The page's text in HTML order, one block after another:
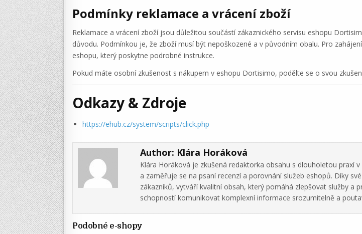
Podmínky reklamace a vrácení zboží
Reklamace a vrácení zboží jsou důležitou součástí zákaznického servisu eshopu
důvodu. Podmínkou je, že zboží musí být nepoškozené a v původním obalu. Pro
eshopu, který poskytne podrobné instrukce.
Pokud máte osobní zkušenost s nákupem v eshopu Dortisimo, podělte se o svou
Odkazy & Zdroje
https://ehub.cz/system/scripts/click.php
Author: Klára Horáková
Klára Horáková je zkušená redaktorka obsahu s dlouholetou praxí
a zaměřuje se na psaní recenzí a porovnání služeb eshopů. Díky
zákazníků, vytváří kvalitní obsah, který pomáhá zlepšovat služby a
schopností komunikovat komplexní informace srozumitelně a
Podobné e-shopy